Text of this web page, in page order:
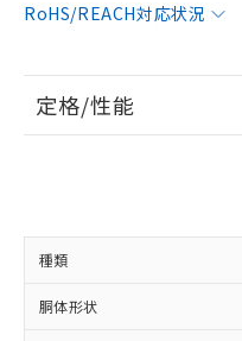
RoHS/REACH対応状況
定格/性能
種類
胴体形状